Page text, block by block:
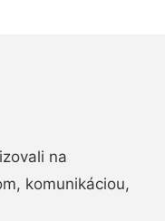
na
komunikáciou,